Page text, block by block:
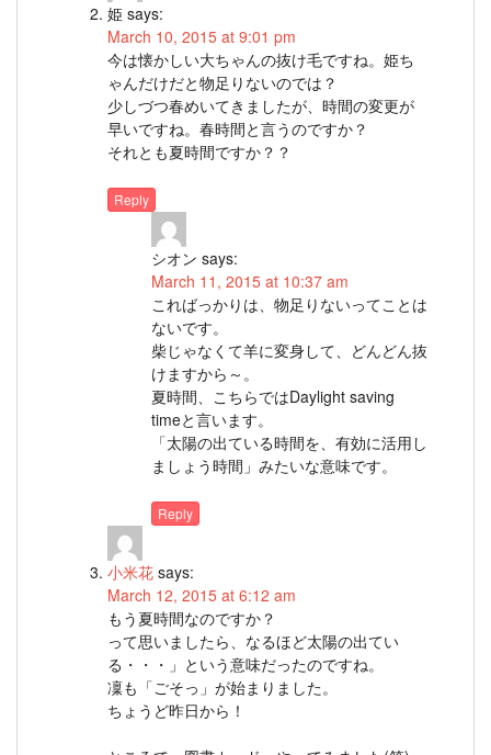
姫 says:
March 10, 2015 at 9:01 pm
今は懐かしい大ちゃんの抜け毛ですね。姫ち
ゃんだけだと物足りないのでは？
少しづつ春めいてきましたが、時間の変更が
早いですね。春時間と言うのですか？
それとも夏時間ですか？？
Reply
シオン says:
March 11, 2015 at 10:37 am
こればっかりは、物足りないってことは
ないです。
柴じゃなくて羊に変身して、どんどん抜
けますから～。
夏時間、こちらではDaylight saving
timeと言います。
「太陽の出ている時間を、有効に活用し
ましょう時間」みたいな意味です。
Reply
小米花 says:
March 12, 2015 at 6:12 am
もう夏時間なのですか？
って思いましたら、なるほど太陽の出てい
る・・・」という意味だったのですね。
凜も「ごそっ」が始まりました。
ちょうど昨日から！